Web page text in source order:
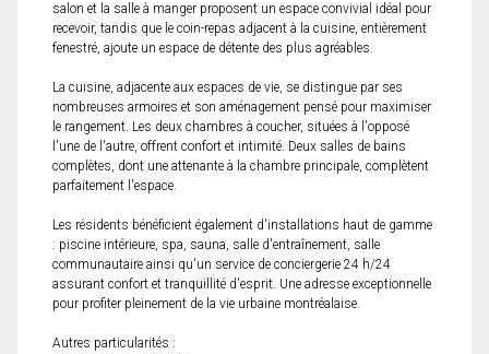
salon et la salle à manger proposent un espace convivial idéal pour
recevoir, tandis que le coin-repas adjacent à la cuisine, entièrement
fenestré, ajoute un espace de détente des plus agréables.
La cuisine, adjacente aux espaces de vie, se distingue par ses
nombreuses armoires et son aménagement pensé pour maximiser
le rangement. Les deux chambres à coucher, situées à l'opposé
l'une de l'autre, offrent confort et intimité. Deux salles de bains
complètes, dont une attenante à la chambre principale, complètent
parfaitement l'espace.
Les résidents bénéficient également d'installations haut de gamme
: piscine intérieure, spa, sauna, salle d'entraînement, salle
communautaire ainsi qu'un service de conciergerie 24 h/24
assurant confort et tranquillité d'esprit. Une adresse exceptionnelle
pour profiter pleinement de la vie urbaine montréalaise.
Autres particularités :